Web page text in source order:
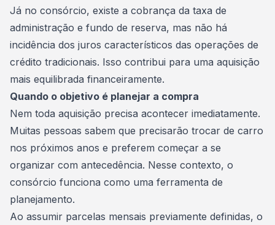
Já no consórcio, existe a cobrança da taxa de
administração e fundo de reserva, mas não há
incidência dos juros característicos das operações de
crédito tradicionais. Isso contribui para uma aquisição
mais equilibrada financeiramente.
Quando o objetivo é planejar a compra
Nem toda aquisição precisa acontecer imediatamente.
Muitas pessoas sabem que precisarão trocar de carro
nos próximos anos e preferem começar a se
organizar com antecedência. Nesse contexto, o
consórcio funciona como uma ferramenta de
planejamento.
Ao assumir parcelas mensais previamente definidas, o